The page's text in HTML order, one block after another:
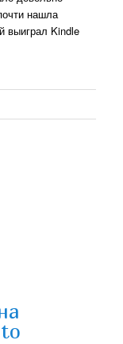
нашла
выиграл Kindle